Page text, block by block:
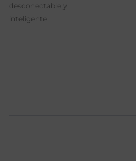
desconectable y
inteligente